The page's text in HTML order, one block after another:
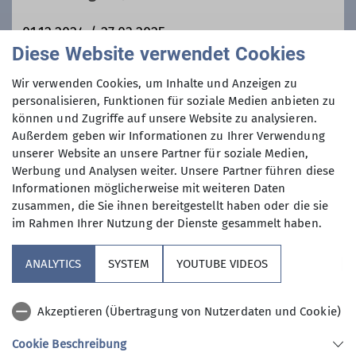
Gemeinschaft haben, finden bei uns
Tages- und Mehrtagestouren von der
einfachen Wanderung bis zu
kulturelle Exkursionen und geselliges
Beisammensein.
01.12.2024 / 27.03.2025
Maximale Teilnehmeranzahl
15
Aktuelles
Nützliches
Diese Website verwendet Cookies
Wir verwenden Cookies, um Inhalte und Anzeigen zu
personalisieren, Funktionen für soziale Medien anbieten zu
können und Zugriffe auf unsere Website zu analysieren.
Außerdem geben wir Informationen zu Ihrer Verwendung
unserer Website an unsere Partner für soziale Medien,
Werbung und Analysen weiter. Unsere Partner führen diese
Informationen möglicherweise mit weiteren Daten
zusammen, die Sie ihnen bereitgestellt haben oder die sie
im Rahmen Ihrer Nutzung der Dienste gesammelt haben.
ANALYTICS SYSTEM YOUTUBE VIDEOS
Akzeptieren (Übertragung von Nutzerdaten und Cookie)
Cookie Beschreibung